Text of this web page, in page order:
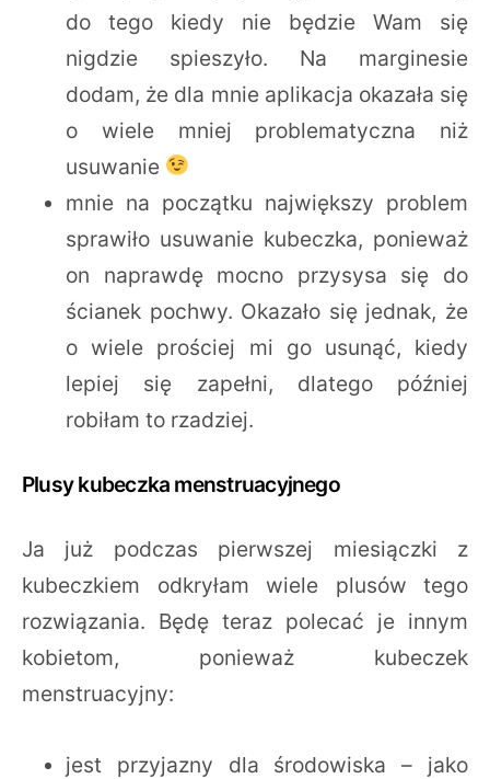
do tego kiedy nie będzie Wam się
nigdzie spieszyło. Na marginesie
dodam, że dla mnie aplikacja okazała się
o wiele mniej problematyczna niż
usuwanie
mnie na początku największy problem
sprawiło usuwanie kubeczka, ponieważ
on naprawdę mocno przysysa się do
ścianek pochwy. Okazało się jednak, że
o wiele prościej mi go usunąć, kiedy
lepiej się zapełni, dlatego później
robiłam to rzadziej.
Plusy kubeczka menstruacyjnego
Ja już podczas pierwszej miesiączki z
kubeczkiem odkryłam wiele plusów tego
rozwiązania. Będę teraz polecać je innym
kobietom, ponieważ kubeczek
menstruacyjny:
jest przyjazny dla środowiska – jako